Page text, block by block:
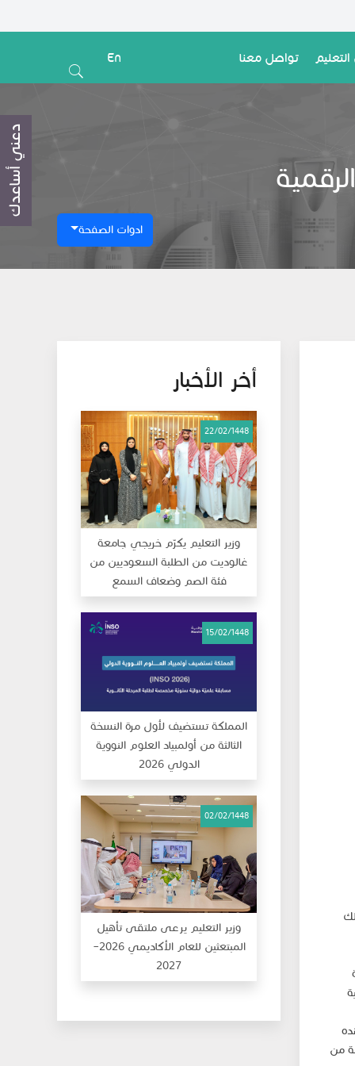
تواصل معنا En
ادوات الصفحة
من
أخر الأخبار
22/02/1448
وزير التعليم يكرّم خريجي جامعة
غالوديت من الطلبة السعوديين من
فئة الصم وضعاف السمع
15/02/1448
المملكة تستضيف لأول مرة النسخة
الثالثة من أولمبياد العلوم النووية
الدولي 2026
02/02/1448
وزير التعليم يرعى ملتقى تأهيل
المبتعثين للعام الأكاديمي 2026–
2027
دعني أساعدك